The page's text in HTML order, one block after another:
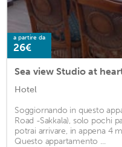
a partire da
26€
Sea view Studio at
Hotel
Soggiornando in questo
Road -Sakkala), solo pochi
potrai arrivare, in appena 4
Questo appartamento ...